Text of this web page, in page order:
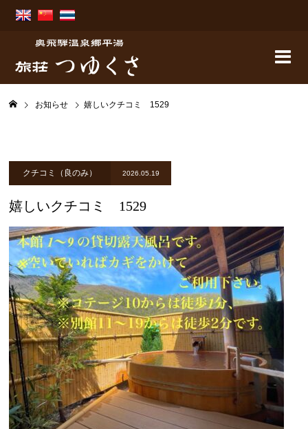
お知らせ 嬉しいクチコミ 1529
クチコミ（良のみ） 2026.05.19
嬉しいクチコミ 1529